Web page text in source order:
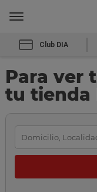
Club DIA
Para ver
tu tienda